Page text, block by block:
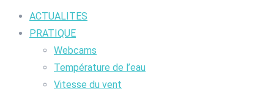
ACTUALITES
PRATIQUE
Webcams
Température de l’eau
Vitesse du vent